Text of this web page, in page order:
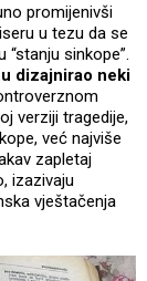
promijenivši
u tezu da se
sinkope”.
dizajnirao neki
verziji tragedije,
već najviše
zapletaj
izazivaju
vještačenja